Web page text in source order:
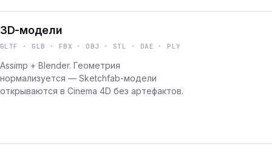
3D-модели
GLTF · GLB · FBX · OBJ · STL · DAE · PLY
Assimp + Blender. Геометрия
нормализуется — Sketchfab-модели
открываются в Cinema 4D без артефактов.